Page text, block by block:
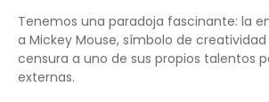
Tenemos una paradoja fascinante: la
a Mickey Mouse, símbolo de
censura a uno de sus propios talentos
externas.